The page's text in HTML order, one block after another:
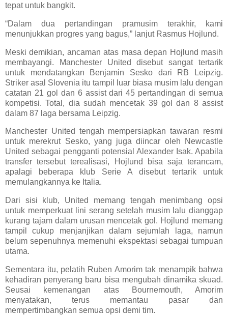
tepat untuk bangkit.
“Dalam dua pertandingan pramusim terakhir, kami
menunjukkan progres yang bagus,” lanjut Rasmus Hojlund.
Meski demikian, ancaman atas masa depan Hojlund masih
membayangi. Manchester United disebut sangat tertarik
untuk mendatangkan Benjamin Sesko dari RB Leipzig.
Striker asal Slovenia itu tampil luar biasa musim lalu dengan
catatan 21 gol dan 6 assist dari 45 pertandingan di semua
kompetisi. Total, dia sudah mencetak 39 gol dan 8 assist
dalam 87 laga bersama Leipzig.
Manchester United tengah mempersiapkan tawaran resmi
untuk merekrut Sesko, yang juga diincar oleh Newcastle
United sebagai pengganti potensial Alexander Isak. Apabila
transfer tersebut terealisasi, Hojlund bisa saja terancam,
apalagi beberapa klub Serie A disebut tertarik untuk
memulangkannya ke Italia.
Dari sisi klub, United memang tengah menimbang opsi
untuk memperkuat lini serang setelah musim lalu dianggap
kurang tajam dalam urusan mencetak gol. Hojlund memang
tampil cukup menjanjikan dalam sejumlah laga, namun
belum sepenuhnya memenuhi ekspektasi sebagai tumpuan
utama.
Sementara itu, pelatih Ruben Amorim tak menampik bahwa
kehadiran penyerang baru bisa mengubah dinamika skuad.
Seusai kemenangan atas Bournemouth, Amorim
menyatakan, terus memantau pasar dan
mempertimbangkan semua opsi demi tim.